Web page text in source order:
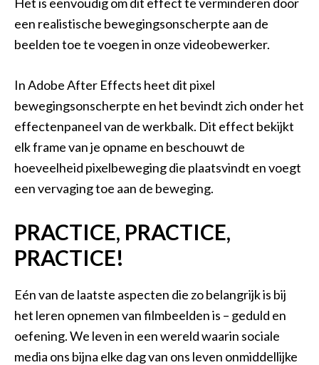
een realistische bewegingsonscherpte aan de
beelden toe te voegen in onze videobewerker.
In Adobe After Effects heet dit pixel
bewegingsonscherpte en het bevindt zich onder het
effectenpaneel van de werkbalk. Dit effect bekijkt
elk frame van je opname en beschouwt de
hoeveelheid pixelbeweging die plaatsvindt en voegt
een vervaging toe aan de beweging.
PRACTICE, PRACTICE,
PRACTICE!
Eén van de laatste aspecten die zo belangrijk is bij
het leren opnemen van filmbeelden is – geduld en
oefening. We leven in een wereld waarin sociale
media ons bijna elke dag van ons leven onmiddellijke